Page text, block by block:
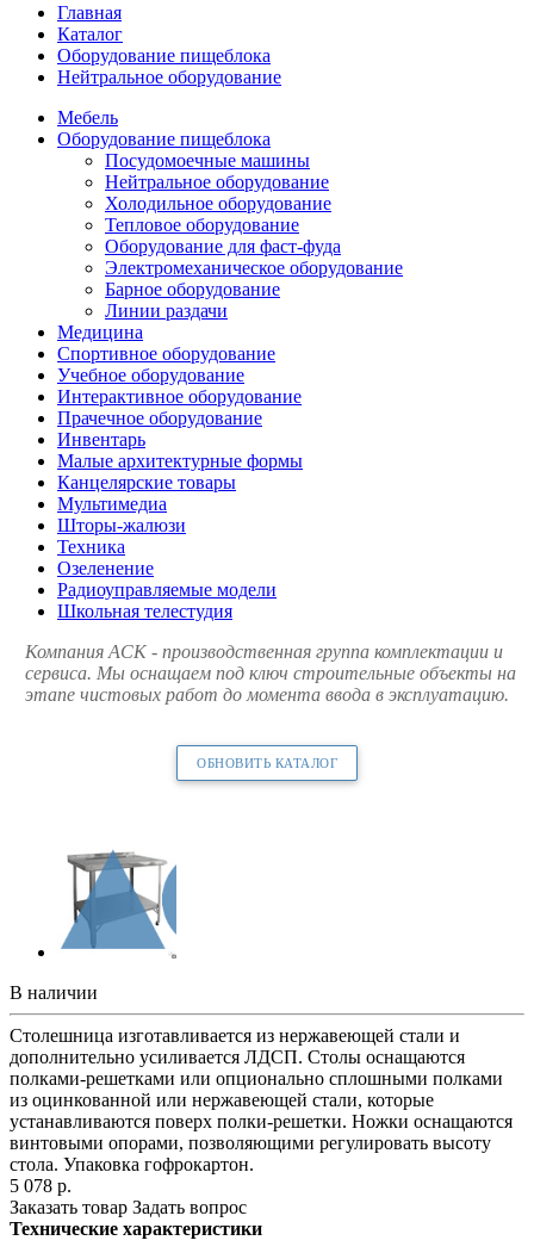
Главная
Каталог
Оборудование пищеблока
Нейтральное оборудование
Мебель
Оборудование пищеблока
Посудомоечные машины
Нейтральное оборудование
Холодильное оборудование
Тепловое оборудование
Оборудование для фаст-фуда
Электромеханическое оборудование
Барное оборудование
Линии раздачи
Медицина
Спортивное оборудование
Учебное оборудование
Интерактивное оборудование
Прачечное оборудование
Инвентарь
Малые архитектурные формы
Канцелярские товары
Мультимедиа
Шторы-жалюзи
Техника
Озеленение
Радиоуправляемые модели
Школьная телестудия
Компания АСК - производственная группа комплектации и
сервиса. Мы оснащаем под ключ строительные объекты на
этапе чистовых работ до момента ввода в эксплуатацию.
ОБНОВИТЬ КАТАЛОГ
В наличии
Столешница изготавливается из нержавеющей стали и
дополнительно усиливается ЛДСП. Столы оснащаются
полками-решетками или опционально сплошными полками
из оцинкованной или нержавеющей стали, которые
устанавливаются поверх полки-решетки. Ножки оснащаются
винтовыми опорами, позволяющими регулировать высоту
стола. Упаковка гофрокартон.
5 078 р.
Заказать товар Задать вопрос
Технические характеристики